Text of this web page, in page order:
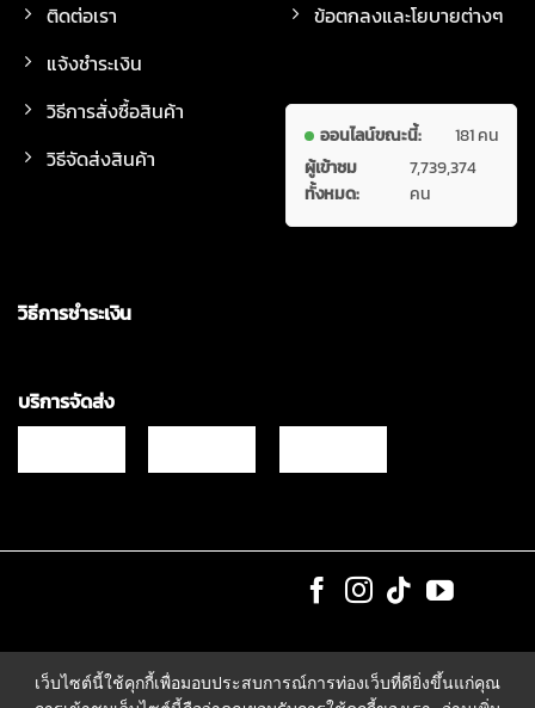
ติดต่อเรา
แจ้งชำระเงิน
วิธีการสั่งซื้อสินค้า
วิธีจัดส่งสินค้า
ข้อตกลงและโยบายต่างๆ
ออนไลน์ขณะนี้:
181 คน
ผู้เข้าชม
ทั้งหมด:
7,739,374
คน
วิธีการชำระเงิน
บริการจัดส่ง
เว็บไซต์นี้ใช้คุกกี้เพื่อมอบประสบการณ์การท่องเว็บที่ดียิ่งขึ้นแก่คุณ